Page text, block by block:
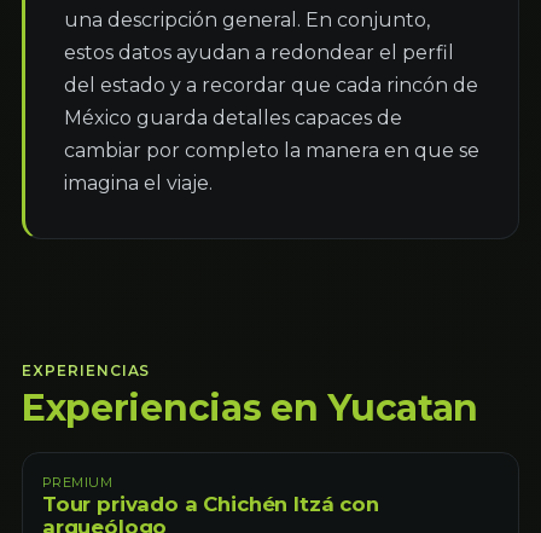
una descripción general. En conjunto,
estos datos ayudan a redondear el perfil
del estado y a recordar que cada rincón de
México guarda detalles capaces de
cambiar por completo la manera en que se
imagina el viaje.
EXPERIENCIAS
Experiencias en Yucatan
PREMIUM
Tour privado a Chichén Itzá con
arqueólogo